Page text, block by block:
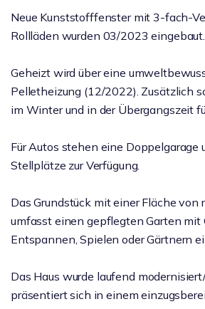
Neue Kunststofffenster mit 3-fach-
Rollläden wurden 03/2023 eingebaut.
Geheizt wird über eine
Pelletheizung (12/2022). Zusätzlich
im Winter und in der Übergangszeit
Für Autos stehen eine Doppelgarage
Stellplätze zur Verfügung.
Das Grundstück mit einer Fläche von
umfasst einen gepflegten Garten mit
Entspannen, Spielen oder Gärtnern
Das Haus wurde laufend
präsentiert sich in einem